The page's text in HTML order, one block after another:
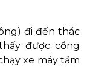
đi đến thác
được cổng
xe máy tầm